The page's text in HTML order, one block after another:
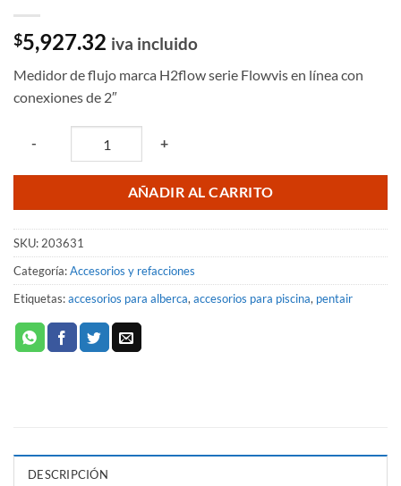
$5,927.32 iva incluido
Medidor de flujo marca H2flow serie Flowvis en línea con
conexiones de 2″
- +
AÑADIR AL CARRITO
SKU: 203631
Categoría:Accesorios y refacciones
Etiquetas:accesorios para alberca, accesorios para piscina, pentair
DESCRIPCIÓN